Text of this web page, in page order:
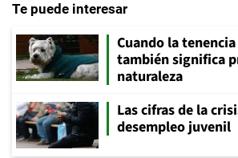
Te puede interesar
Cuando la
también significa
naturaleza
Las cifras de la
desempleo juvenil